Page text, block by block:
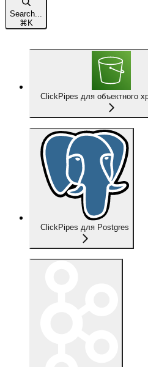
Search...
⌘ K
ClickPipes для объектного
ClickPipes для Postgres